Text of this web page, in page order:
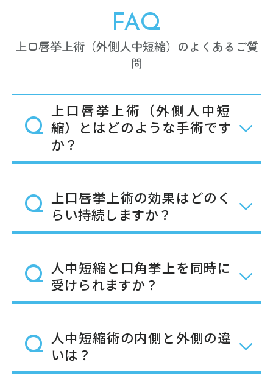
FAQ
上口唇挙上術（外側人中短縮）のよくあるご質
問
上口唇挙上術（外側人中短
縮）とはどのような手術です
か？
上口唇挙上術の効果はどのく
らい持続しますか？
人中短縮と口角挙上を同時に
受けられますか？
人中短縮術の内側と外側の違
いは？